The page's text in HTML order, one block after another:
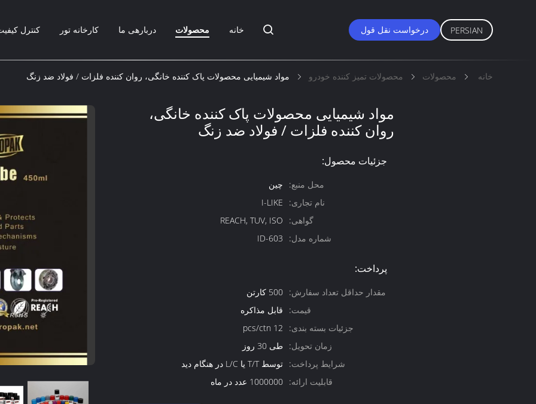
خانه محصولات دربارهی ما کارخانه تور کنترل درخواست نقل قول PERSIAN
خانه محصولات محصولات تمیز کننده خودرو مواد شیمیایی محصولات پاک کننده خانگی، روان کننده فلزات / فولاد ضد زنگ
مواد شیمیایی محصولات پاک کننده خانگی،
روان کننده فلزات / فولاد ضد زنگ
جزئیات محصول:
محل منبع:
چین
نام تجاری:
I-LIKE
گواهی:
REACH, TUV, ISO
شماره مدل:
ID-603
پرداخت:
مقدار حداقل تعداد سفارش: 500 کارتن
قیمت:
قابل مذاکره
جزئیات بسته بندی:
12 pcs/ctn
زمان تحویل: طی 30 روز
شرایط پرداخت: توسط T/T یا L/C در هنگام دید
قابلیت ارائه: 1000000 عدد در ماه